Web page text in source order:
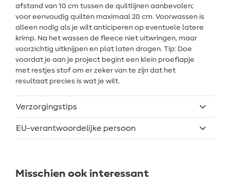
afstand van 10 cm tussen de quiltlijnen aanbevolen;
voor eenvoudig quilten maximaal 20 cm. Voorwassen is
alleen nodig als je wilt anticiperen op eventuele latere
krimp. Na het wassen de fleece niet uitwringen, maar
voorzichtig uitknijpen en plat laten drogen. Tip: Doe
voordat je aan je project begint een klein proeflapje
met restjes stof om er zeker van te zijn dat het
resultaat precies is wat je wilt.
Verzorgingstips
EU-verantwoordelijke persoon
Misschien ook interessant